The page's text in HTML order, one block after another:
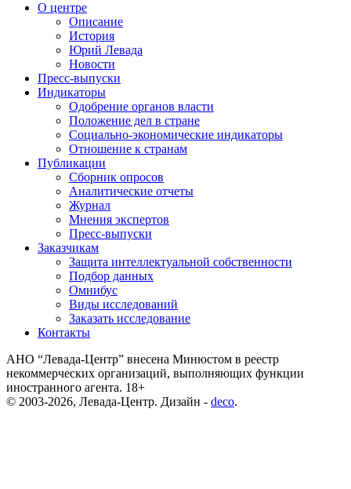
О центре
Описание
История
Юрий Левада
Новости
Пресс-выпуски
Индикаторы
Одобрение органов власти
Положение дел в стране
Социально-экономические индикаторы
Отношение к странам
Публикации
Сборник опросов
Аналитические отчеты
Журнал
Мнения экспертов
Пресс-выпуски
Заказчикам
Защита интеллектуальной собственности
Подбор данных
Омнибус
Виды исследований
Заказать исследование
Контакты
АНО “Левада-Центр” внесена Минюстом в реестр
некоммерческих организаций, выполняющих функции
иностранного агента. 18+
© 2003-2026, Левада-Центр. Дизайн - deco.